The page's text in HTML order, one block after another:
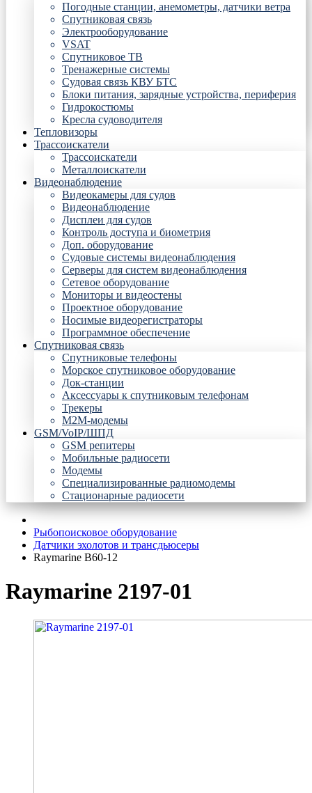
Погодные станции, анемометры, датчики ветра
Спутниковая связь
Электрооборудование
VSAT
Спутниковое ТВ
Тренажерные системы
Судовая связь КВУ БТС
Блоки питания, зарядные устройства, периферия
Гидрокостюмы
Кресла судоводителя
Тепловизоры
Трассоискатели
Трассоискатели
Металлоискатели
Видеонаблюдение
Видеокамеры для судов
Видеонаблюдение
Дисплеи для судов
Контроль доступа и биометрия
Доп. оборудование
Судовые системы видеонаблюдения
Серверы для систем видеонаблюдения
Сетевое оборудование
Мониторы и видеостены
Проектное оборудование
Носимые видеорегистраторы
Программное обеспечение
Спутниковая связь
Спутниковые телефоны
Морское спутниковое оборудование
Док-станции
Аксессуары к спутниковым телефонам
Трекеры
М2М-модемы
GSM/VoIP/ШПД
GSM репитеры
Мобильные радиосети
Модемы
Специализированные радиомодемы
Стационарные радиосети
Рыбопоисковое оборудование
Датчики эхолотов и трансдьюсеры
Raymarine B60-12
Raymarine 2197-01